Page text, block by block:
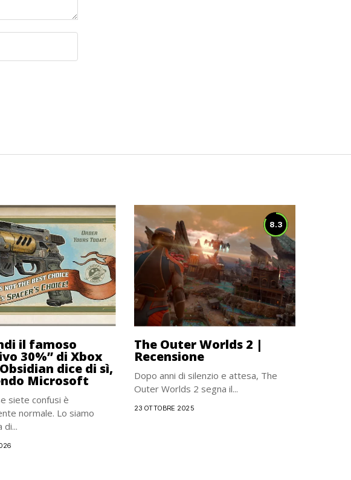
il famoso
30%” di Xbox
dice di sì,
Microsoft
siete confusi è
normale. Lo siamo
8.3
The Outer Worlds 2 |
Recensione
Dopo anni di silenzio e attesa, The
Outer Worlds 2 segna il...
23 OTTOBRE 2025